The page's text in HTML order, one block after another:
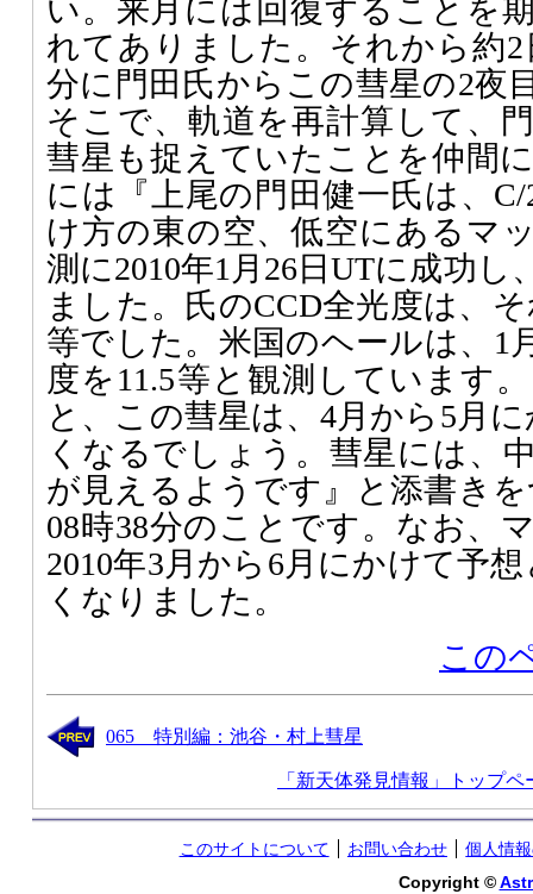
い。来月には回復することを
れてありました。それから約2
分に門田氏からこの彗星の2夜
そこで、軌道を再計算して、
彗星も捉えていたことを仲間
には『上尾の門田健一氏は、
け方の東の空、低空にあるマ
測に2010年1月26日UTに成功し
ました。氏のCCD全光度は、
等でした。米国のヘールは、1
度を11.5等と観測しています
と、この彗星は、4月から5月
くなるでしょう。彗星には、
が見えるようです』と添書き
08時38分のことです。なお、
2010年3月から6月にかけて予
くなりました。
この
065 特別編：池谷・村上彗星
「新天体発見情報」トップペ
このサイトについて お問い合わせ
個人情
Copyright ©